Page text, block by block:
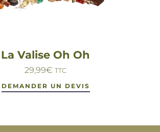
La Valise Oh Oh
29,99€ TTC
DEMANDER UN DEVIS